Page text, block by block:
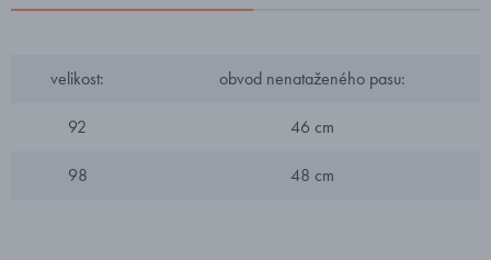
velikost: obvod nenataženého pasu:
92 46 cm
98 48 cm